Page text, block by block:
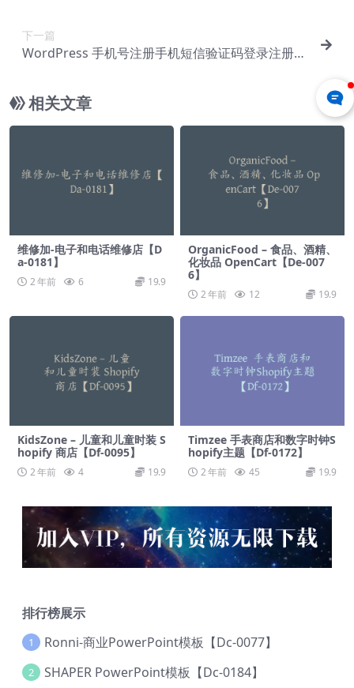
下一篇
WordPress 手机号注册手机短信验证码登录注册插
相关文章
维修加-电子和电话维修店【D
a-0181】
2 年前 6 19.9
OrganicFood – 食品、酒精、
化妆品 OpenCart【De-007
6】
2 年前 12 19.9
KidsZone – 儿童和儿童时装 S
hopify 商店【Df-0095】
2 年前 4 19.9
Timzee 手表商店和数字时钟S
hopify主题【Df-0172】
2 年前 45 19.9
排行榜展示
1 Ronni-商业PowerPoint模板【Dc-0077】
2 SHAPER PowerPoint模板【Dc-0184】